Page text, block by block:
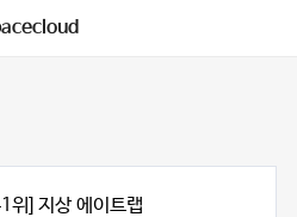
위] 지상 에이트랩